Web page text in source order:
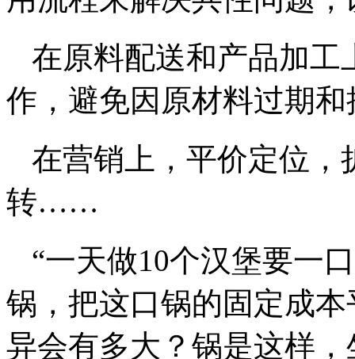
在原料配送和产品加工
作，避免因原材料过期
在营销上，平价定位，
转……
“一天做10个汉堡要一
锅，把这口锅的固定成
异会有多大？锅是这样